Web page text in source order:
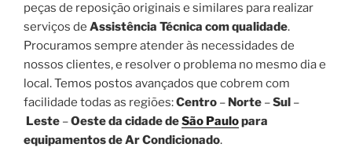
peças de reposição originais e similares para realizar
serviços de Assistência Técnica com qualidade.
Procuramos sempre atender às necessidades de
nossos clientes, e resolver o problema no mesmo dia e
local. Temos postos avançados que cobrem com
facilidade todas as regiões:Centro – Norte –Sul –
Leste –Oeste da cidade deSão Paulopara
equipamentos de Ar Condicionado.